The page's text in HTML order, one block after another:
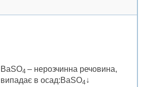
BaSO4 – нерозчинна речовина,
випадає в осад:BaSO4↓